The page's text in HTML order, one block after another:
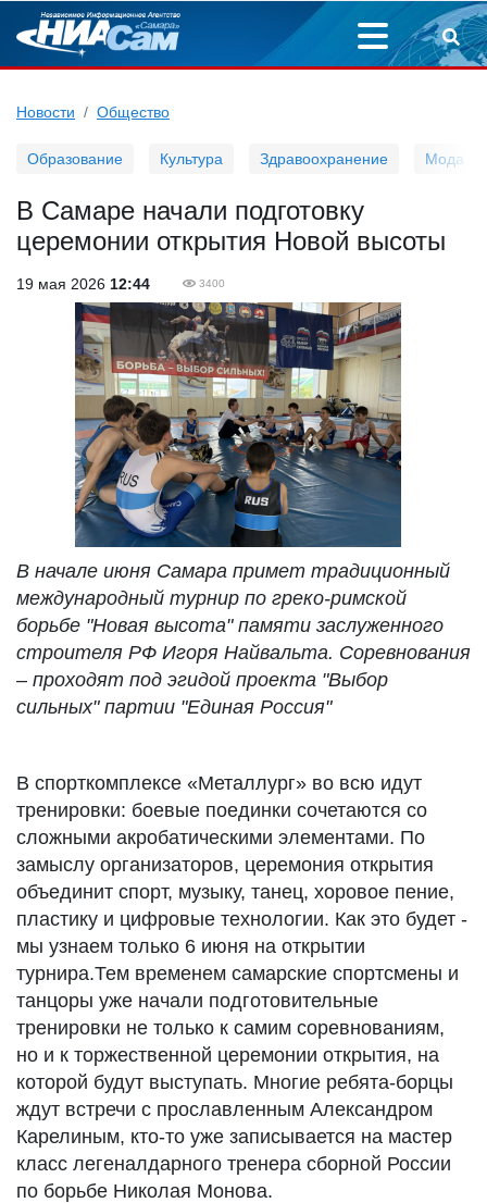
Новости Общество
Образование Культура Здравоохранение Мода
В Самаре начали подготовку
церемонии открытия Новой высоты
19 мая 2026 12:44 3400
В начале июня Самара примет традиционный
международный турнир по греко-римской
борьбе "Новая высота" памяти заслуженного
строителя РФ Игоря Найвальта. Соревнования
– проходят под эгидой проекта "Выбор
сильных" партии "Единая Россия"
В спорткомплексе «Металлург» во всю идут
тренировки: боевые поединки сочетаются со
сложными акробатическими элементами. По
замыслу организаторов, церемония открытия
объединит спорт, музыку, танец, хоровое пение,
пластику и цифровые технологии. Как это будет -
мы узнаем только 6 июня на открытии
турнира.Тем временем самарские спортсмены и
танцоры уже начали подготовительные
тренировки не только к самим соревнованиям,
но и к торжественной церемонии открытия, на
которой будут выступать. Многие ребята-борцы
ждут встречи с прославленным Александром
Карелиным, кто-то уже записывается на мастер
класс легеналдарного тренера сборной России
по борьбе Николая Монова.